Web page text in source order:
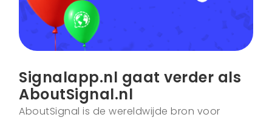
Signalapp.nl gaat verder als
AboutSignal.nl
AboutSignal is de wereldwijde bron voor